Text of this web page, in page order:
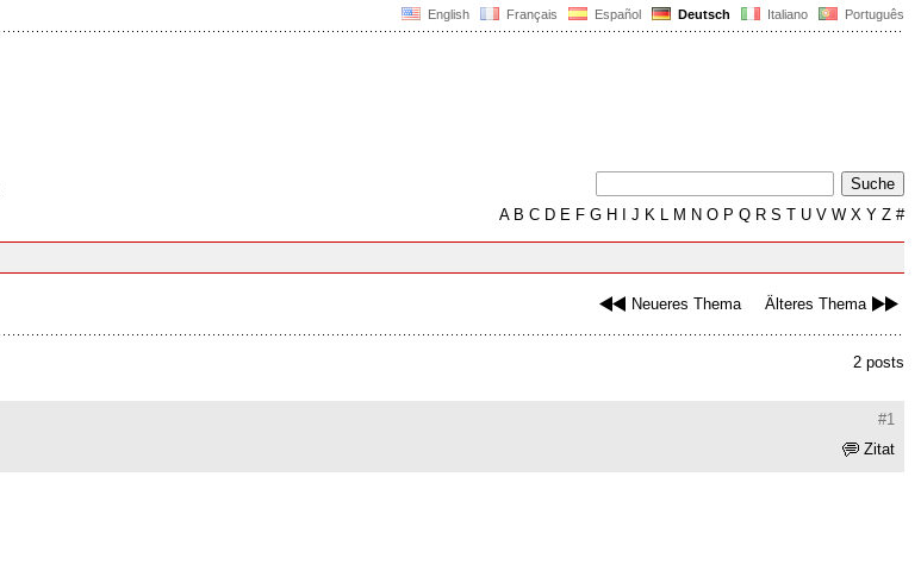
English Français Español Deutsch Italiano Português
AB C D E F G H J K L M N O P Q R S T U V W X Y Z #
Neueres Thema Älteres Thema
2 posts
#1
Zitat